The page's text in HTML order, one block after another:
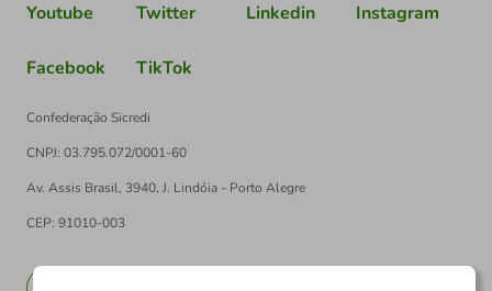
Youtube Twitter Linkedin Instagram
Facebook TikTok
Confederação Sicredi
CNPJ: 03.795.072/0001-60
Av. Assis Brasil, 3940, J. Lindóia - Porto Alegre
CEP: 91010-003